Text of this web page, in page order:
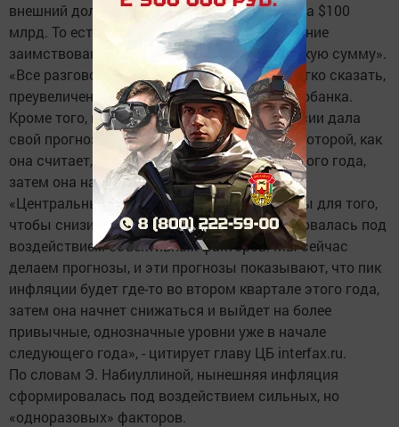
внешний долг в 2014 году снизился где-то на $100
млрд. То есть, компании снизили свои внешние
заимствования, свою задолженность на такую сумму».
«Все разговоры о возможных дефолтах, мягко сказать,
преувеличение», - подчеркнула глава Центробанка.
Кроме того, глава Центрального Банка России дала
свой прогноз относительно инфляции, пик которой, как
она считает, придется на второй квартал этого года,
затем она начнет снижаться.
«Центральный банк предпринимал все меры для того,
чтобы снизить инфляцию, которая формировалась под
воздействием объективных факторов. Мы сейчас
делаем прогнозы, и эти прогнозы показывают, что пик
инфляции будет где-то во втором квартале этого года,
затем она начнет снижаться и выйдет на более
привычные, однозначные уровни уже в начале
следующего года», - цитирует главу ЦБ interfax.ru.
По словам Э. Набиуллиной, нынешняя инфляция
сформировалась под воздействием сильных, но
«одноразовых» факторов.